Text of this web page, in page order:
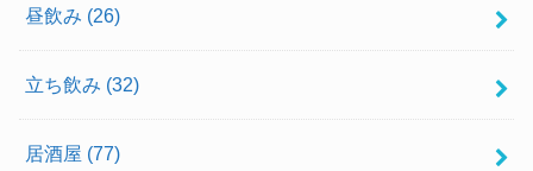
昼飲み (26)
立ち飲み (32)
居酒屋 (77)